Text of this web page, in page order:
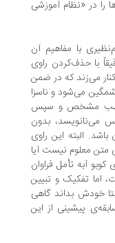
آموزشی
مفاهیم آن
راوی
که در ضمن
و ناسزا
مشخص و سپس
بدون
این راوی
نیست آیا
تأمل فراوان
و تبیین
بداند گاهی
از این